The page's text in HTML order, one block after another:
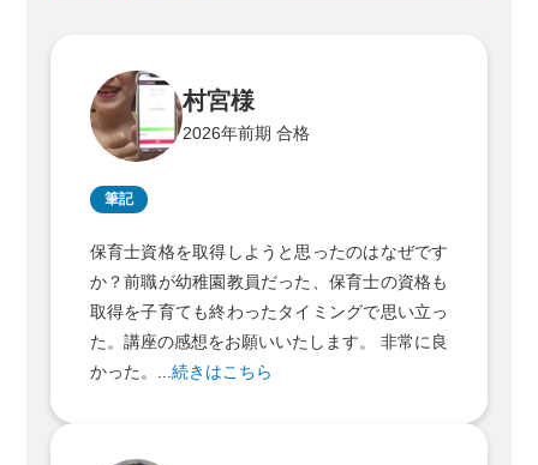
村宮様
2026年前期 合格
筆記
保育士資格を取得しようと思ったのはなぜです
か？前職が幼稚園教員だった、保育士の資格も
取得を子育ても終わったタイミングで思い立っ
た。講座の感想をお願いいたします。 非常に良
かった。...続きはこちら